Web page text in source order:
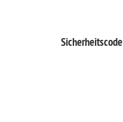
Sicherheitscode